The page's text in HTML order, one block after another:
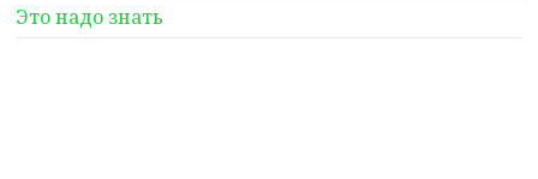
Это надо знать